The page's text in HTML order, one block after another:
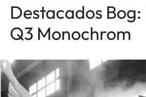
Destacados Bog:
Q3 Monochrom